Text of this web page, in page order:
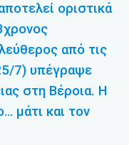
οριστικά
από τις
7) υπέγραψε
στη Βέροια. Η
μάτι και τον